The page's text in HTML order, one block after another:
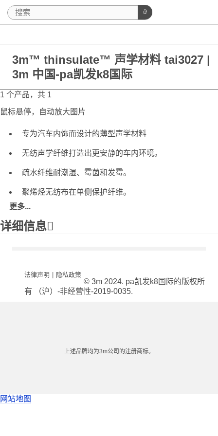
3m™ thinsulate™ 声学材料 tai3027 |
3m 中国-pa凯发k8国际
1 个产品，共 1
鼠标悬停，自动放大图片
专为汽车内饰而设计的薄型声学材料
无纺声学纤维打造出更安静的车内环境。
疏水纤维耐潮湿、霉菌和发霉。
聚烯烃无纺布在单侧保护纤维。
更多...
详细信息
法律声明 | 隐私政策
© 3m 2024. pa凯发k8国际的版权所
有 （沪）-非经营性-2019-0035.
上述品牌均为3m公司的注册商标。
网站地图